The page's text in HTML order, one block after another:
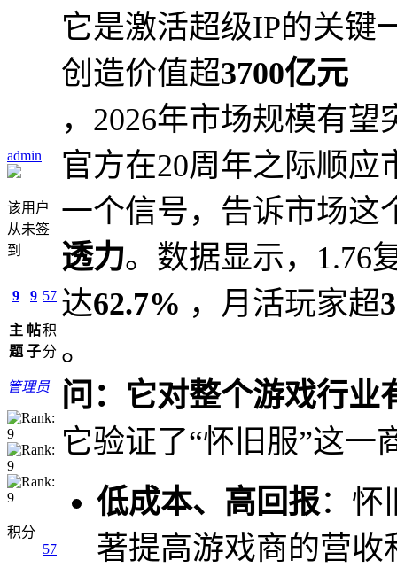
admin
该用户
从未签
到
9
主
题
9
帖
子
57
积
分
管理员
积分
57
它是激活超级IP的关键
创造价值超3700亿元
，2026年市场规模有望
官方在20周年之际顺
一个信号，告诉市场这
透力。数据显示，1.76
达62.7% ，月活玩家超
。
问：它对整个游戏行业
它验证了“怀旧服”这一
低成本、高回报：怀
著提高游戏商的营收